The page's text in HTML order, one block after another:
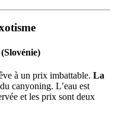
à un prix imbattable. La
canyoning. L’eau est
et les prix sont deux